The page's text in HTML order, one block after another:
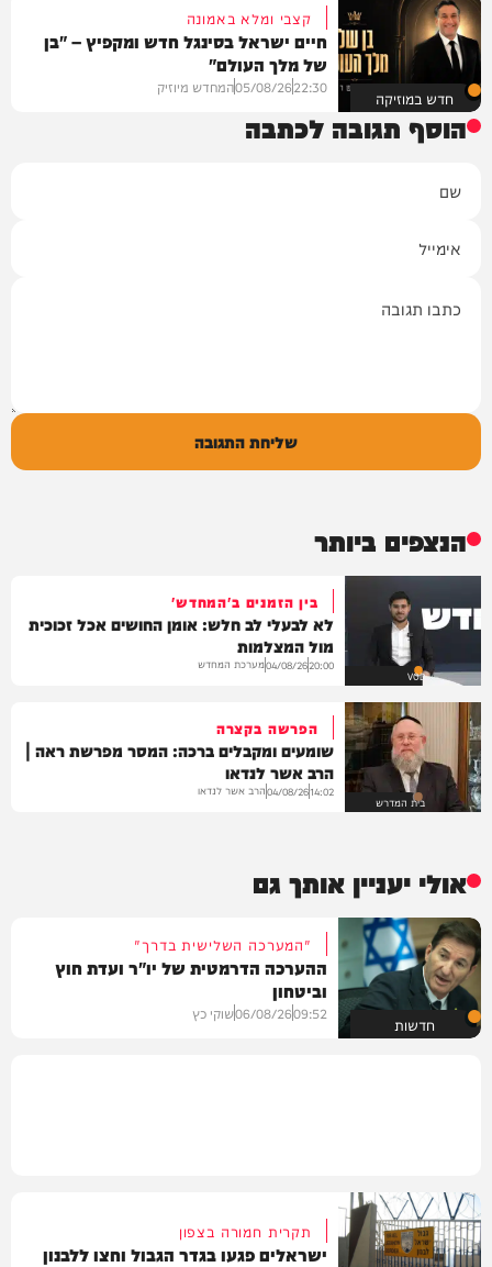
חדש במוזיקה
קצבי ומלא באמונה
חיים ישראל בסינגל חדש ומקפיץ – "בן
של מלך העולם"
22:30
05/08/26המחדש מיוזיק
הוסף תגובה לכתבה
שליחת התגובה
הנצפים ביותר
VOD
בין הזמנים ב'המחדש'
לא לבעלי לב חלש: אומן החושים אכל זכוכית
מול המצלמות
20:00
04/08/26מערכת המחדש
בית המדרש
הפרשה בקצרה
שומעים ומקבלים ברכה: המסר מפרשת ראה |
הרב אשר לנדאו
14:02
04/08/26הרב אשר לנדאו
אולי יעניין אותך גם
חדשות
"המערכה השלישית בדרך"
ההערכה הדרמטית של יו"ר ועדת חוץ
וביטחון
09:52
06/08/26שוקי כץ
תקרית חמורה בצפון
ישראלים פגעו בגדר הגבול וחצו ללבנון